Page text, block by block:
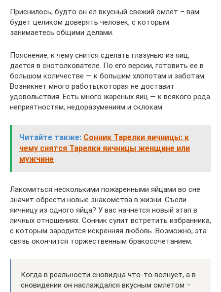
Приснилось, будто он ел вкусный свежий омлет – вам
будет целиком доверять человек, с которым
занимаетесь общими делами.
Пояснение, к чему снится сделать глазунью из яиц,
дается в снотолкователе. По его версии, готовить ее в
большом количестве — к большим хлопотам и заботам.
Возникнет много работы,которая не доставит
удовольствия. Есть много жареных яиц — к всякого рода
неприятностям, недоразумениям и склокам.
Читайте также: Сонник Тарелки яичницы: к
чему снятся Тарелки яичницы женщине или
мужчине
Лакомиться несколькими пожаренными яйцами во сне
значит обрести новые знакомства в жизни. Съели
яичницу из одного яйца? У вас начнется новый этап в
личных отношениях. Сонник сулит встретить избранника,
с которым зародится искренняя любовь. Возможно, эта
связь окончится торжественным бракосочетанием.
Когда в реальности сновидца что-то волнует, а в
сновидении он наслаждался вкусным омлетом –